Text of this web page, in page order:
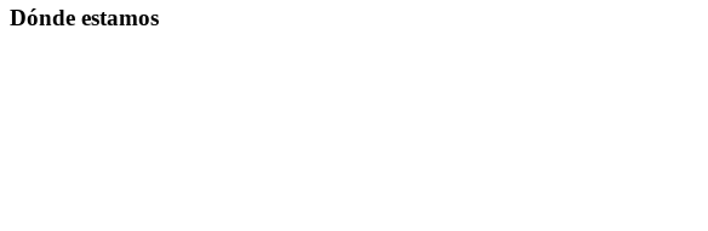
Dónde estamos